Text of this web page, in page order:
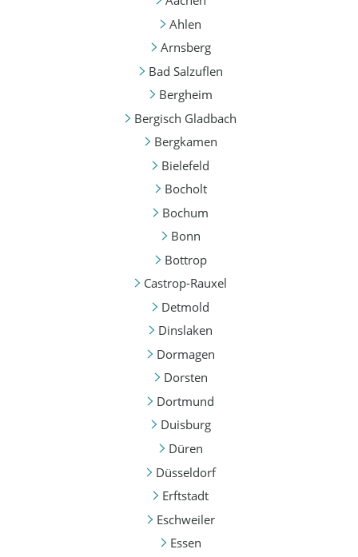
Ahlen
Arnsberg
Bad Salzuflen
Bergheim
Bergisch Gladbach
Bergkamen
Bielefeld
Bocholt
Bochum
Bonn
Bottrop
Castrop-Rauxel
Detmold
Dinslaken
Dormagen
Dorsten
Dortmund
Duisburg
Düren
Düsseldorf
Erftstadt
Eschweiler
Essen